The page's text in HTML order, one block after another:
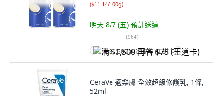
($11.14/100g)
明天 8/7 (五) 預計送達
(964)
满 $1,500 再省 $75 (王道卡)
CeraVe 適樂膚 全效超級修護乳, 1條,
52ml